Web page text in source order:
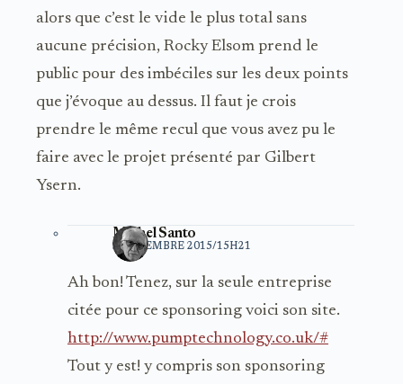
alors que c’est le vide le plus total sans
aucune précision, Rocky Elsom prend le
public pour des imbéciles sur les deux points
que j’évoque au dessus. Il faut je crois
prendre le même recul que vous avez pu le
faire avec le projet présenté par Gilbert
Ysern.
Michel Santo
3 DÉCEMBRE 2015/15H21
Ah bon! Tenez, sur la seule entreprise
citée pour ce sponsoring voici son site.
http://www.pumptechnology.co.uk/#
Tout y est! y compris son sponsoring